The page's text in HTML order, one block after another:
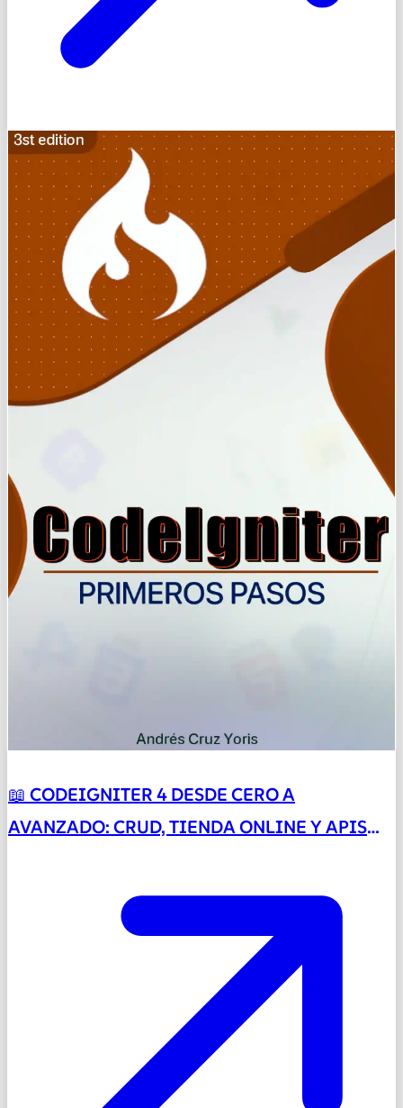
📖 CODEIGNITER 4 DESDE CERO A
AVANZADO: CRUD, TIENDA ONLINE Y APIS